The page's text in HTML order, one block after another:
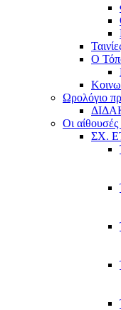
Ο
Ωρολόγιο
Οι αίθουσές
ΣΧ.